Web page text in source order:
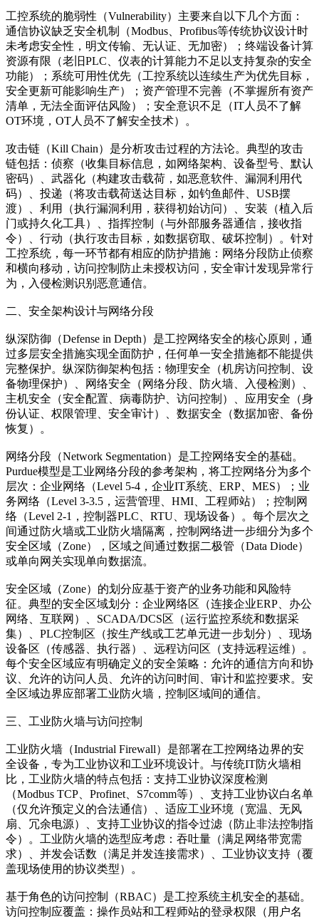
工控系统的脆弱性（Vulnerability）主要来自以下几个方面：
通信协议缺乏安全机制（Modbus、Profibus等传统协议设计时
未考虑安全性，明文传输、无认证、无加密）；终端设备计算
资源有限（老旧PLC、仪表的计算能力不足以支持复杂的安全
功能）；系统可用性优先（工控系统以连续生产为优先目标，
安全更新可能影响生产）；资产管理不完善（不掌握所有资产
清单，无法全面评估风险）；安全意识不足（IT人员不了解
OT环境，OT人员不了解安全技术）。
攻击链（Kill Chain）是分析攻击过程的方法论。典型的攻击
链包括：侦察（收集目标信息，如网络架构、设备型号、默认
密码）、武器化（构建攻击载荷，如恶意软件、漏洞利用代
码）、投递（将攻击载荷送达目标，如钓鱼邮件、USB摆
渡）、利用（执行漏洞利用，获得初始访问）、安装（植入后
门或持久化工具）、指挥控制（与外部服务器通信，接收指
令）、行动（执行攻击目标，如数据窃取、破坏控制）。针对
工控系统，每一环节都有相应的防护措施：网络分段防止侦察
和横向移动，访问控制防止未授权访问，安全审计发现异常行
为，入侵检测识别恶意通信。
二、安全架构设计与网络分段
纵深防御（Defense in Depth）是工控网络安全的核心原则，通
过多层安全措施实现全面防护，任何单一安全措施都不能提供
完整保护。纵深防御架构包括：物理安全（机房访问控制、设
备物理保护）、网络安全（网络分段、防火墙、入侵检测）、
主机安全（安全配置、病毒防护、访问控制）、应用安全（身
份认证、权限管理、安全审计）、数据安全（数据加密、备份
恢复）。
网络分段（Network Segmentation）是工控网络安全的基础。
Purdue模型是工业网络分段的参考架构，将工控网络分为多个
层次：企业网络（Level 5-4，企业IT系统、ERP、MES）；业
务网络（Level 3-3.5，运营管理、HMI、工程师站）；控制网
络（Level 2-1，控制器PLC、RTU、现场设备）。每个层次之
间通过防火墙或工业防火墙隔离，控制网络进一步细分为多个
安全区域（Zone），区域之间通过数据二极管（Data Diode）
或单向网关实现单向数据流。
安全区域（Zone）的划分应基于资产的业务功能和风险特
征。典型的安全区域划分：企业网络区（连接企业ERP、办公
网络、互联网）、SCADA/DCS区（运行监控系统和数据采
集）、PLC控制区（按生产线或工艺单元进一步划分）、现场
设备区（传感器、执行器）、远程访问区（支持远程运维）。
每个安全区域应有明确定义的安全策略：允许的通信方向和协
议、允许的访问人员、允许的访问时间、审计和监控要求。安
全区域边界应部署工业防火墙，控制区域间的通信。
三、工业防火墙与访问控制
工业防火墙（Industrial Firewall）是部署在工控网络边界的安
全设备，专为工业协议和工业环境设计。与传统IT防火墙相
比，工业防火墙的特点包括：支持工业协议深度检测
（Modbus TCP、Profinet、S7comm等）、支持工业协议白名单
（仅允许预定义的合法通信）、适应工业环境（宽温、无风
扇、冗余电源）、支持工业协议的指令过滤（防止非法控制指
令）。工业防火墙的选型应考虑：吞吐量（满足网络带宽需
求）、并发会话数（满足并发连接需求）、工业协议支持（覆
盖现场使用的协议类型）。
基于角色的访问控制（RBAC）是工控系统主机安全的基础。
访问控制应覆盖：操作员站和工程师站的登录权限（用户名